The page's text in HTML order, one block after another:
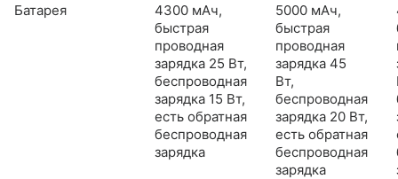
Батарея
4300 мАч,
быстрая
проводная
зарядка 25 Вт,
беспроводная
зарядка 15 Вт,
есть обратная
беспроводная
зарядка
5000 мАч,
быстрая
проводная
зарядка 45
Вт,
беспроводная
зарядка 20 Вт,
есть обратная
беспроводная
зарядка